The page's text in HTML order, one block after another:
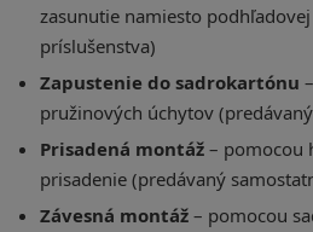
zasunutie namiesto
príslušenstva)
Zapustenie do sadrokartónu
pružinových úchytov
Prisadená montáž – pomocou
prisadenie (predávaný
Závesná montáž – pomocou